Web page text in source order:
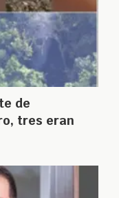
de
tres eran